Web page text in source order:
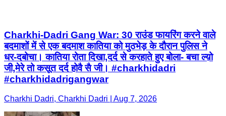
Charkhi-Dadri Gang War: 30 राउंड फायरिंग करने वाले
बदमाशों में से एक बदमाश कातिया को मुठभेड़ के दौरान पुलिस ने
धर-दबोचा। कातिया रोता दिखा,दर्द से करहाते हुए बोला- बचा ल्य़ो
जी,मेरे तो कसूत दर्द होवै सै जी। #charkhidadri
#charkhidadrigangwar
Charkhi Dadri, Charkhi Dadri | Aug 7, 2026